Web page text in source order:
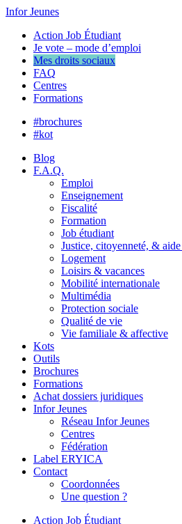
Infor Jeunes
Action Job Étudiant
Je vote – mode d’emploi
Mes droits sociaux
FAQ
Centres
Formations
#brochures
#kot
Blog
F.A.Q.
Emploi
Enseignement
Fiscalité
Formation
Job étudiant
Justice, citoyenneté, & aide
Logement
Loisirs & vacances
Mobilité internationale
Multimédia
Protection sociale
Qualité de vie
Vie familiale & affective
Kots
Outils
Brochures
Formations
Achat dossiers juridiques
Infor Jeunes
Réseau Infor Jeunes
Centres
Fédération
Label ERYICA
Contact
Coordonnées
Une question ?
Action Job Étudiant